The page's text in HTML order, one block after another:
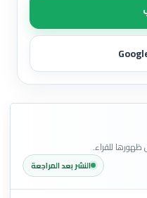
ظهورها للقراء.
النشر بعد المراجعة